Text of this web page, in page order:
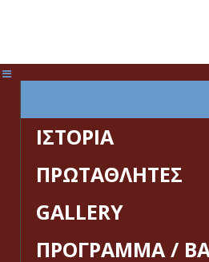
ΙΣΤΟΡΙΑ
ΠΡΩΤΑΘΛΗΤΕΣ
GALLERY
ΠΡΟΓΡΑΜΜΑ /